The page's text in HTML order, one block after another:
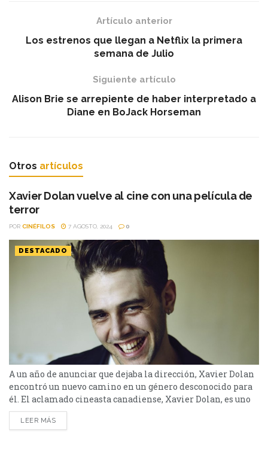
Artículo anterior
Los estrenos que llegan a Netflix la primera
semana de Julio
Siguiente artículo
Alison Brie se arrepiente de haber interpretado a
Diane en BoJack Horseman
Otros artículos
Xavier Dolan vuelve al cine con una película de
terror
POR CINÉFILOS 7 AGOSTO, 2024 0
DESTACADO
A un año de anunciar que dejaba la dirección, Xavier Dolan
encontró un nuevo camino en un género desconocido para
él. El aclamado cineasta canadiense, Xavier Dolan, es uno
de los directores más creativos y provocativos de su
generación. Con sus thrillers psicológicos y sus películas de
LEER MÁS